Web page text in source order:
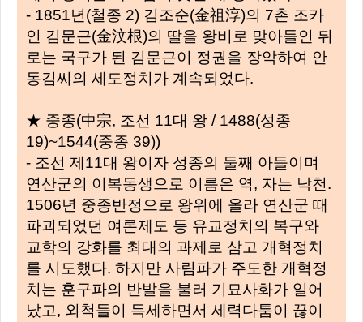
- 1851년(철종 2) 김조순(金祖淳)의 7촌 조카
인 김문근(金汶根)의 딸을 왕비로 맞아들인 뒤
로는 국구가 된 김문근이 정권을 장악하여 안
동김씨의 세도정치가 계속되었다.
★ 중종(中宗, 조선 11대 왕 / 1488(성종
19)~1544(중종 39))
- 조선 제11대 왕이자 성종의 둘째 아들이며
연산군의 이복동생으로 이름은 역, 자는 낙천.
1506년 중종반정으로 왕위에 올라 연산군 때
파괴되었던 여론제도 등 유교정치의 복구와
교학의 강화를 최대의 과제로 삼고 개혁정치
를 시도했다. 하지만 사림파가 주도한 개혁정
치는 훈구파의 반발을 불러 기묘사화가 일어
났고, 외척들이 득세하면서 세력다툼이 끊이